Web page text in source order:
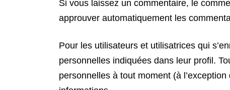
Si vous laissez un commentaire, le
approuver automatiquement les
Pour les utilisateurs et utilisatrices qui
personnelles indiquées dans leur profil.
personnelles à tout moment (à